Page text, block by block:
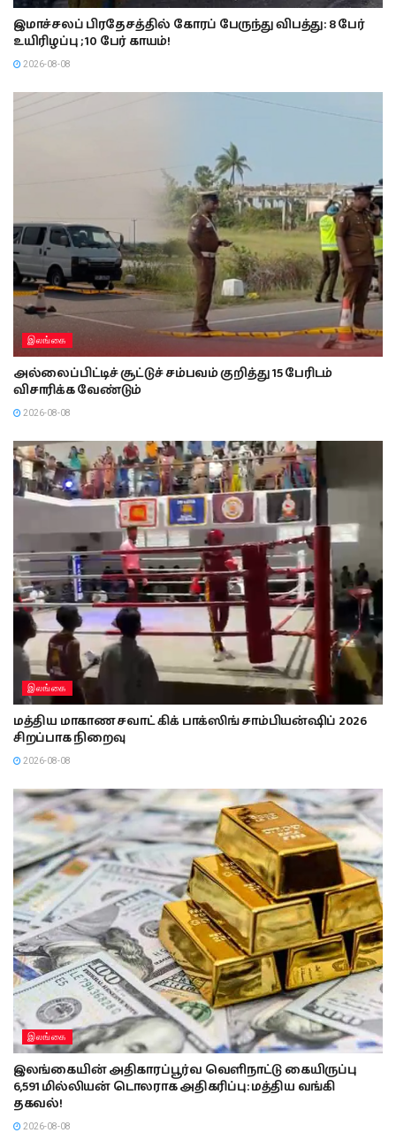
இமாச்சலப் பிரதேசத்தில் கோரப் பேருந்து விபத்து: 8 பேர்
உயிரிழப்பு ; 10 பேர் காயம்!
2026-08-08
இலங்கை
அல்லைப்பிட்டிச் சூட்டுச் சம்பவம் குறித்து 15 பேரிடம்
விசாரிக்க வேண்டும்
2026-08-08
இலங்கை
மத்திய மாகாண சவாட் கிக் பாக்ஸிங் சாம்பியன்ஷிப் 2026
சிறப்பாக நிறைவு
2026-08-08
இலங்கை
இலங்கையின் அதிகாரப்பூர்வ வெளிநாட்டு கையிருப்பு
6,591 மில்லியன் டொலராக அதிகரிப்பு: மத்திய வங்கி
தகவல்!
2026-08-08